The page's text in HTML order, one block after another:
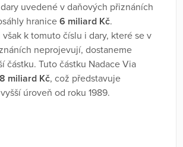
uvedené v daňových přiznáních
hranice6 miliard Kč.
k tomuto číslu i dary, které se v
neprojevují, dostaneme
částku. Tuto částku Nadace Via
8 miliard Kč, což představuje
úroveň od roku 1989.